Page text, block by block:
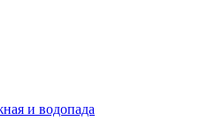
и водопада